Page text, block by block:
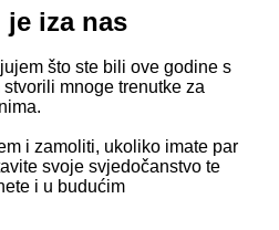
je iza nas
što ste bili ove godine s
mnoge trenutke za
i zamoliti, ukoliko imate par
svoje svjedočanstvo te
i u budućim